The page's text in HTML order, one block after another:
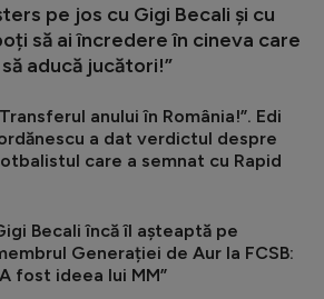
pe jos cu Gigi Becali și cu
să ai încredere în cineva care
aducă jucători!”
anului în România!”. Edi
a dat verdictul despre
care a semnat cu Rapid
Becali încă îl așteaptă pe
Generației de Aur la FCSB:
fost ideea lui MM”